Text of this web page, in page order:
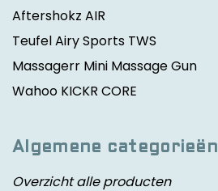
Aftershokz AIR
Teufel Airy Sports TWS
Massagerr Mini Massage Gun
Wahoo KICKR CORE
Algemene categorieën
Overzicht alle producten